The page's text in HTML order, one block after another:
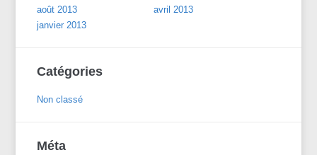
août 2013
avril 2013
janvier 2013
Catégories
Non classé
Méta